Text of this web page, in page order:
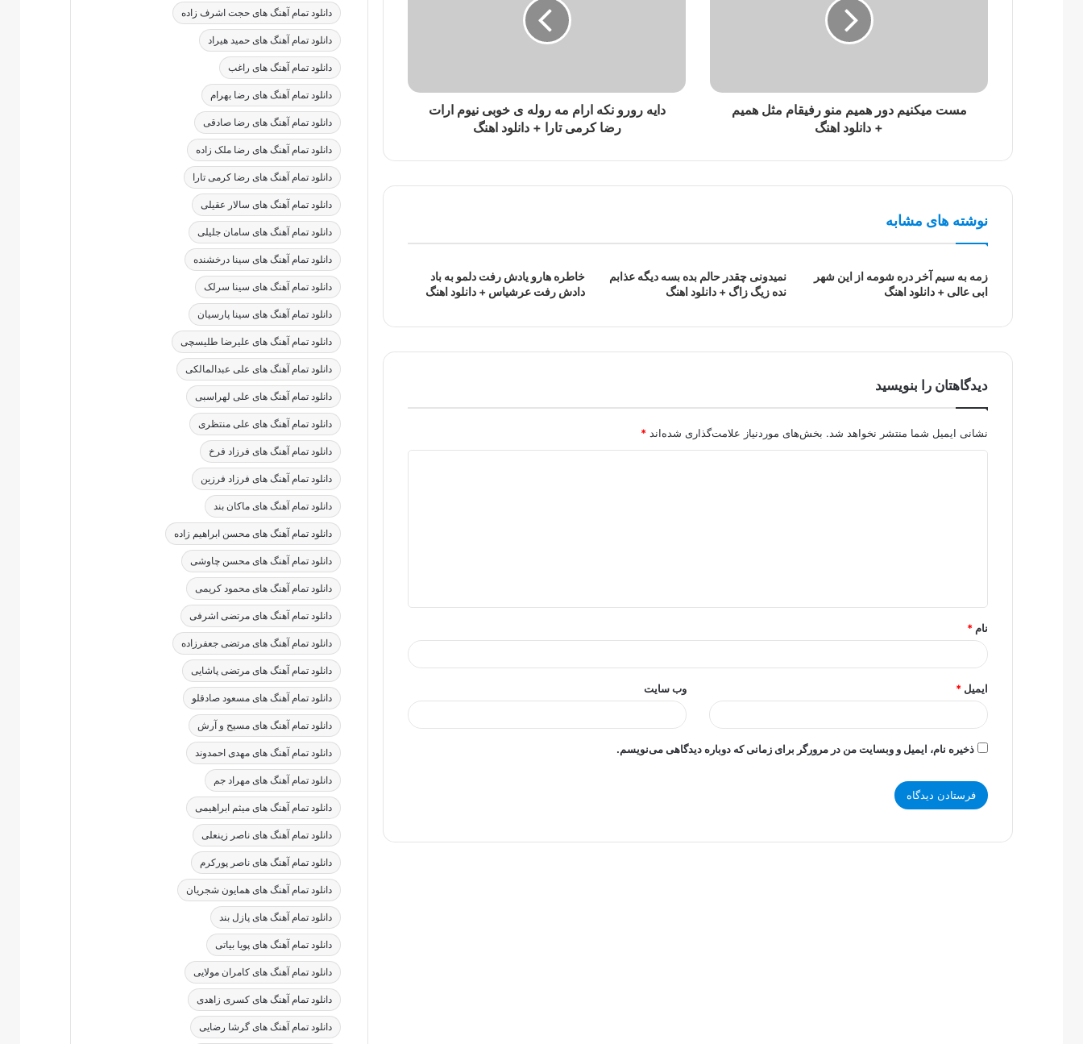
مست میکنیم دور همیم منو رفیقام مثل همیم
+ دانلود اهنگ
دایه رورو نکه ارام مه روله ی خوبی نیوم ارات
رضا کرمی تارا + دانلود اهنگ
نوشته های مشابه
زمه به سیم آخر دره شومه از این شهر
ابی عالی + دانلود اهنگ
نمیدونی چقدر حالم بده بسه دیگه عذابم
نده زیگ زاگ + دانلود اهنگ
خاطره هارو یادش رفت دلمو به باد
دادش رفت عرشیاس + دانلود اهنگ
دیدگاهتان را بنویسید
نشانی ایمیل شما منتشر نخواهد شد. بخش‌های موردنیاز علامت‌گذاری شده‌اند *
*
نام *
ایمیل * وب‌ سایت
ذخیره نام، ایمیل و وبسایت من در مرورگر برای زمانی که دوباره دیدگاهی می‌نویسم.
دانلود تمام آهنگ های حجت اشرف زاده
دانلود تمام آهنگ های حمید هیراد
دانلود تمام آهنگ های راغب
دانلود تمام آهنگ های رضا بهرام
دانلود تمام آهنگ های رضا صادقی
دانلود تمام آهنگ های رضا ملک زاده
دانلود تمام آهنگ های رضا کرمی تارا
دانلود تمام آهنگ های سالار عقیلی
دانلود تمام آهنگ های سامان جلیلی
دانلود تمام آهنگ های سینا درخشنده
دانلود تمام آهنگ های سینا سرلک
دانلود تمام آهنگ های سینا پارسیان
دانلود تمام آهنگ های علیرضا طلیسچی
دانلود تمام آهنگ های علی عبدالمالکی
دانلود تمام آهنگ های علی لهراسبی
دانلود تمام آهنگ های علی منتظری
دانلود تمام آهنگ های فرزاد فرخ
دانلود تمام آهنگ های فرزاد فرزین
دانلود تمام آهنگ های ماکان بند
دانلود تمام آهنگ های محسن ابراهیم زاده
دانلود تمام آهنگ های محسن چاوشی
دانلود تمام آهنگ های محمود کریمی
دانلود تمام آهنگ های مرتضی اشرفی
دانلود تمام آهنگ های مرتضی جعفرزاده
دانلود تمام آهنگ های مرتضی پاشایی
دانلود تمام آهنگ های مسعود صادقلو
دانلود تمام آهنگ های مسیح و آرش
دانلود تمام آهنگ های مهدی احمدوند
دانلود تمام آهنگ های مهراد جم
دانلود تمام آهنگ های میثم ابراهیمی
دانلود تمام آهنگ های ناصر زینعلی
دانلود تمام آهنگ های ناصر پورکرم
دانلود تمام آهنگ های همایون شجریان
دانلود تمام آهنگ های پازل بند
دانلود تمام آهنگ های پویا بیاتی
دانلود تمام آهنگ های کامران مولایی
دانلود تمام آهنگ های کسری زاهدی
دانلود تمام آهنگ های گرشا رضایی